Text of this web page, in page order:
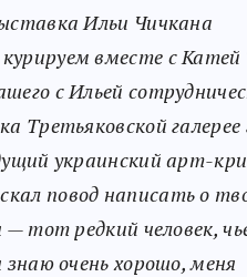
Ильи Чичкана
вместе с Катей
с Ильей
Третьяковской галерее
украинский арт-
повод написать о
тот редкий человек,
очень хорошо, меня